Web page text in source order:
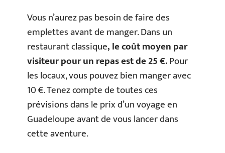
Vous n’aurez pas besoin de faire des
emplettes avant de manger. Dans un
restaurant classique, le coût moyen par
visiteur pour un repas est de 25 €.Pour
les locaux, vous pouvez bien manger avec
10 €. Tenez compte de toutes ces
prévisions dans le prix d’un voyage en
Guadeloupe avant de vous lancer dans
cette aventure.